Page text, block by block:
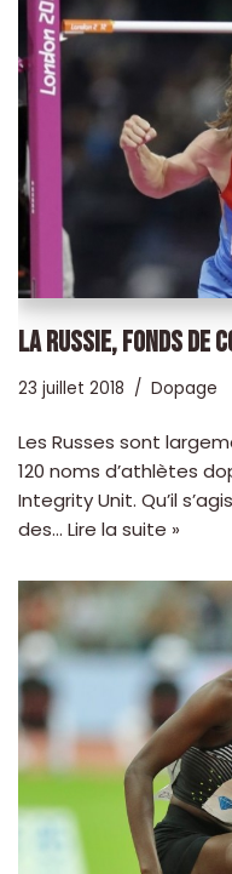
LA RUSSIE, FONDS DE
23 juillet 2018 Dopage
Les Russes sont
120 noms d’athlètes
Integrity Unit. Qu’il
des… Lire la suite »